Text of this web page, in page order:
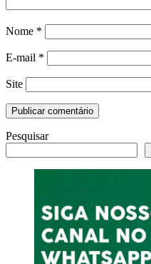
Nome *
E-mail *
Site
Pesquisar